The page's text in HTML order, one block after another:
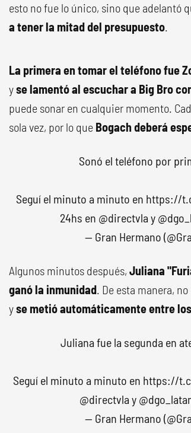
esto no fue lo único, sino que adelantó
a tener la mitad del presupuesto.
La primera en tomar el teléfono fue
yse lamentó al escuchar a Big Bro
puede sonar en cualquier momento.
sola vez, por lo que Bogach deberá
Sonó el teléfono por
Seguí el minuto a minuto en https://
24hs en @directvla y
— Gran Hermano
Algunos minutos después, Juliana
ganó la inmunidad. De esta manera,
yse metió automáticamente entre
Juliana fue la segunda en
Seguí el minuto a minuto en https://
@directvla y
— Gran Hermano